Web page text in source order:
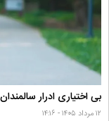
بی اختیاری ادرار
۱۲ مرداد ۱۴۰۵ - ۱۴:۱۶